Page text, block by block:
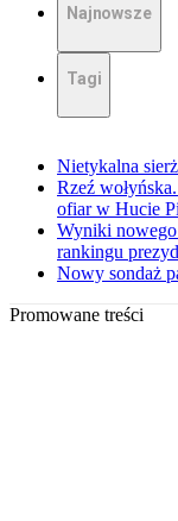
Najnowsze
Tagi
Nietykalna
Rzeź
ofiar w Hucie
Wyniki
rankingu
Nowy sondaż
Promowane treści